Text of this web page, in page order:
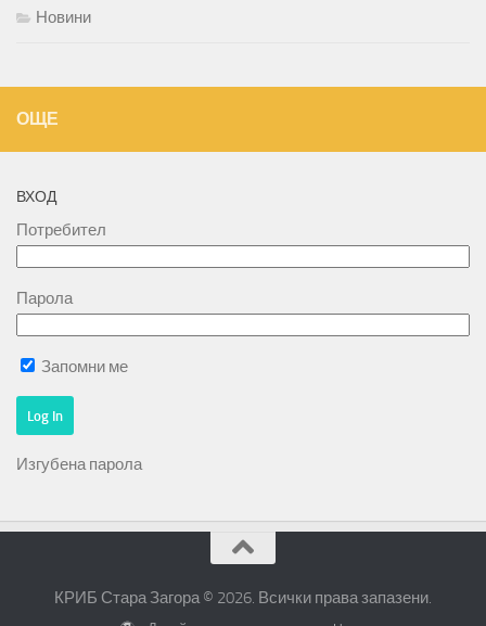
Новини
ОЩЕ
ВХОД
Потребител
Парола
Запомни ме
Изгубена парола
КРИБ Стара Загора © 2026. Всички права запазени.